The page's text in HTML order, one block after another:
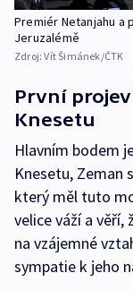
Premiér Netanjahu a
Jeruzalémě
Zdroj:Vít Šimánek/ČTK
První
Knesetu
Hlavním bodem
Knesetu, Zeman
který měl tuto
velice váží a
na vzájemné
sympatie k jeho